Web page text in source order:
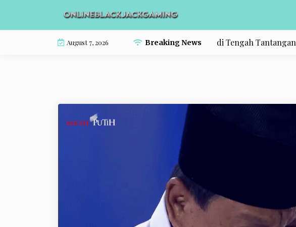
content
August 7, 2026 Breaking News
Indonesia Terus Melaju, Potensi Besar di Tengah Tantangan